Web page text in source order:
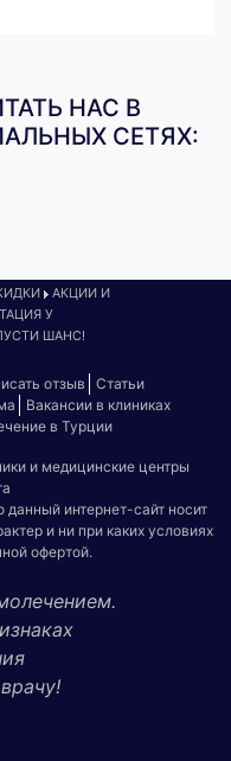
НАС В
СЕТЯХ:
АКЦИИ И
У
ШАНС!
отзыв
Статьи
Вакансии в клиниках
в Турции
и медицинские центры
интернет-сайт носит
и ни при каких условиях
офертой.